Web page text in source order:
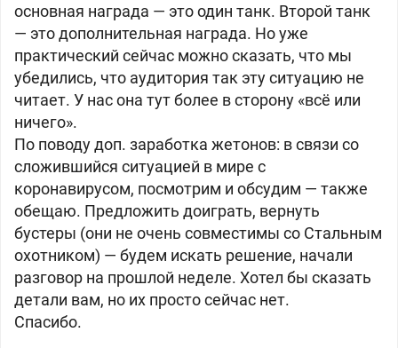
основная награда — это один танк. Второй танк
— это дополнительная награда. Но уже
практический сейчас можно сказать, что мы
убедились, что аудитория так эту ситуацию не
читает. У нас она тут более в сторону «всё или
ничего».
По поводу доп. заработка жетонов: в связи со
сложившийся ситуацией в мире с
коронавирусом, посмотрим и обсудим — также
обещаю. Предложить доиграть, вернуть
бустеры (они не очень совместимы со Стальным
охотником) — будем искать решение, начали
разговор на прошлой неделе. Хотел бы сказать
детали вам, но их просто сейчас нет.
Спасибо.